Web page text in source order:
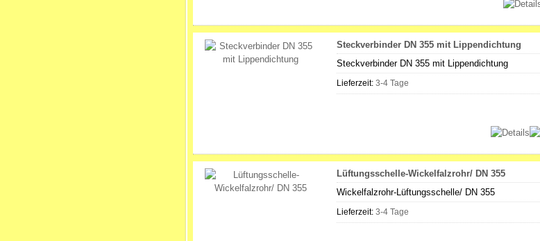
Steckverbinder DN 355 mit Lippendichtung
Steckverbinder DN 355 mit Lippendichtung
Lieferzeit: 3-4 Tage
Lüftungsschelle-Wickelfalzrohr/ DN 355
Wickelfalzrohr-Lüftungsschelle/ DN 355
Lieferzeit: 3-4 Tage